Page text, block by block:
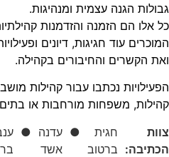
הגנה עצמית ומנהיגות.
אלו הם הזמנה והזדמנות
עוד חגיגות, דיונים
הקשרים והחיבורים בקהילה.
נכתבו עבור קהילות
משפחות מורחבות או בתים
חגית
ברטוב
●
עדנה
אשד
●